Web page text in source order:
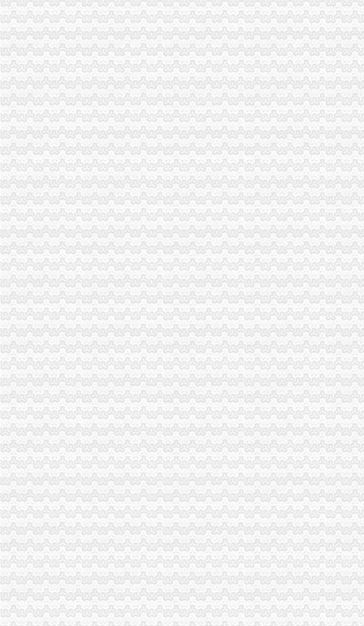
开县局“四规范四确保”重庆分公司注册加“五.一”节日市场监管
永川局调“四个着重”重庆代理记账狠抓抓产品质量和食品安全监管
渝中局开展红盾17号行动确保“五一”重庆分公司注册节市场安全
沙坪坝局重庆分公司注册双巷子所建立新机制加楼宇经济监管
经开区局积开展“保护注册商标专用权宣周”重庆财务公司活动
市重庆代理记账财政局到市局开展资产处置工作调研
沙坪坝局开展下岗失业人员再就业工作呈现三个“新”重庆发票申请
大足局参加“红蝶杯”重庆进出口权2008重庆.大足青年人才论坛喜获丰收
万盛局五项措施加“五一”重庆代理记账旅游市场管理见成效